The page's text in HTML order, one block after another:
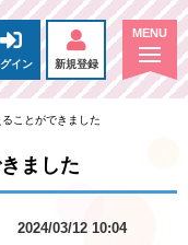
イン 新規登録
ことができました
ました
2024/03/12 10:04